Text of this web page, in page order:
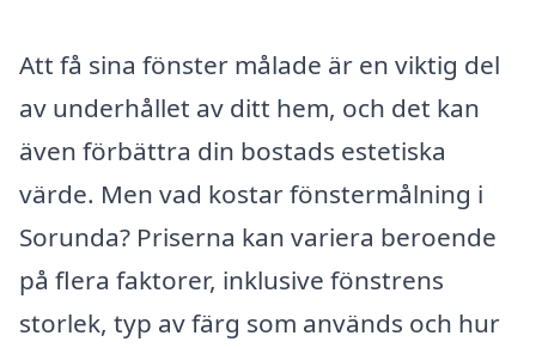
Att få sina fönster målade är en viktig del
av underhållet av ditt hem, och det kan
även förbättra din bostads estetiska
värde. Men vad kostar fönstermålning i
Sorunda? Priserna kan variera beroende
på flera faktorer, inklusive fönstrens
storlek, typ av färg som används och hur